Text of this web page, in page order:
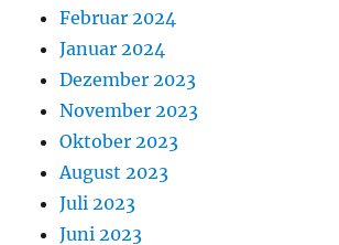
Februar 2024
Januar 2024
Dezember 2023
November 2023
Oktober 2023
August 2023
Juli 2023
Juni 2023